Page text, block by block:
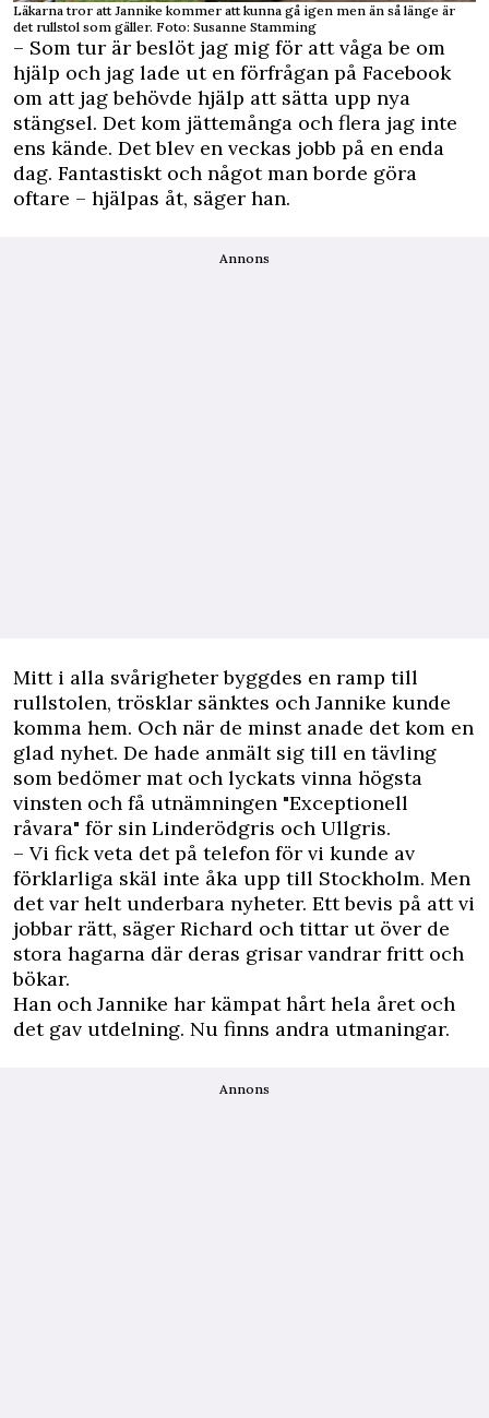
Läkarna tror att Jannike kommer att kunna gå igen men än så länge är
det rullstol som gäller. Foto: Susanne Stamming
– Som tur är beslöt jag mig för att våga be om
hjälp och jag lade ut en förfrågan på Facebook
om att jag behövde hjälp att sätta upp nya
stängsel. Det kom jättemånga och flera jag inte
ens kände. Det blev en veckas jobb på en enda
dag. Fantastiskt och något man borde göra
oftare – hjälpas åt, säger han.
Annons
Mitt i alla svårigheter byggdes en ramp till
rullstolen, trösklar sänktes och Jannike kunde
komma hem. Och när de minst anade det kom en
glad nyhet. De hade anmält sig till en tävling
som bedömer mat och lyckats vinna högsta
vinsten och få utnämningen "Exceptionell
råvara" för sin Linderödgris och Ullgris.
– Vi fick veta det på telefon för vi kunde av
förklarliga skäl inte åka upp till Stockholm. Men
det var helt underbara nyheter. Ett bevis på att vi
jobbar rätt, säger Richard och tittar ut över de
stora hagarna där deras grisar vandrar fritt och
bökar.
Han och Jannike har kämpat hårt hela året och
det gav utdelning. Nu finns andra utmaningar.
Annons